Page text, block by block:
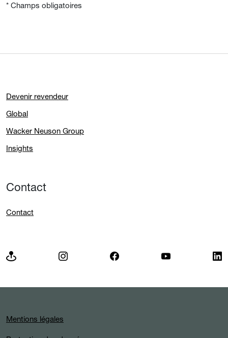
* Champs obligatoires
Devenir revendeur
Global
Wacker Neuson Group
Insights
Contact
Contact
Mentions légales